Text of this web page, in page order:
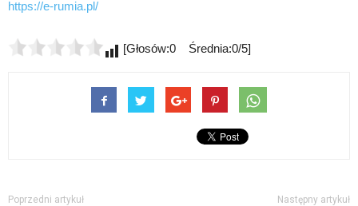
https://e-rumia.pl/
[Głosów:0 Średnia:0/5]
Poprzedni artykuł Następny artykuł